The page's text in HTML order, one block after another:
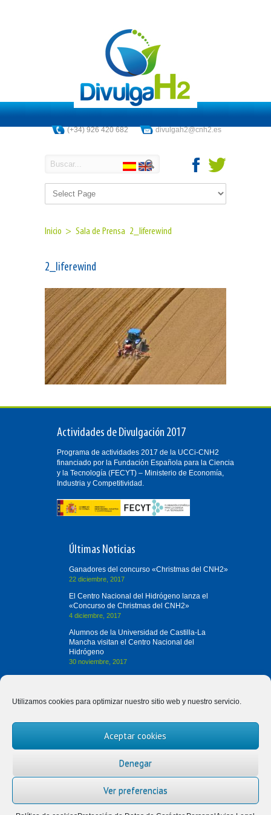
Utilizamos cookies para optimizar nuestro sitio web y nuestro servicio.
Aceptar cookies
Denegar
Ver preferencias
(+34) 926 420 682 divulgah2@cnh2.es
Inicio > Sala de Prensa 2_liferewind
2_liferewind
Actividades de Divulgación 2017
Programa de actividades 2017 de la UCCi-CNH2
financiado por la Fundación Española para la Ciencia
y la Tecnología (FECYT) – Ministerio de Economía,
Industria y Competitividad.
Últimas Noticias
Ganadores del concurso «Christmas del CNH2»
22 diciembre, 2017
El Centro Nacional del Hidrógeno lanza el
«Concurso de Christmas del CNH2»
4 diciembre, 2017
Alumnos de la Universidad de Castilla-La
Mancha visitan el Centro Nacional del
Hidrógeno
30 noviembre, 2017
Contacta con Nosotros
(+34) 926 420 682
divulgah2@cnh2.es
13500 Puertollano (Ciudad Real)